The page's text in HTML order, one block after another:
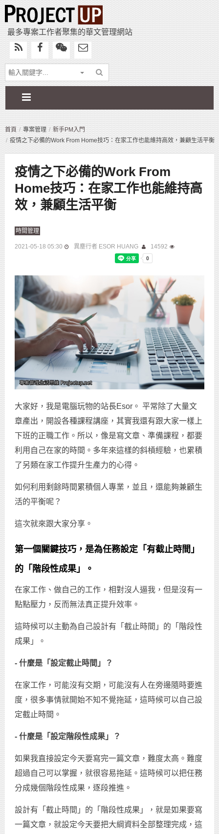
最多專案工作者聚集的華文管理網站
首頁 專案管理
新手PM入門
疫情之下必備的Work From Home技巧：在家工作也能維持高效，兼顧生活平衡
疫情之下必備的Work From
Home技巧：在家工作也能維持高
效，兼顧生活平衡
時間管理
2021-05-18 05:30 異塵行者 ESOR HUANG 14592
大家好，我是電腦玩物的站長Esor。 平常除了大量文
章產出，開設各種課程講座，其實我還有跟大家一樣上
下班的正職工作。所以，像是寫文章、準備課程，都要
利用自己在家的時間。多年來這樣的斜槓經驗，也累積
了另類在家工作提升生產力的心得。
如何利用剩餘時間累積個人專業，並且，還能夠兼顧生
活的平衡呢？
這次就來跟大家分享。
第一個關鍵技巧，是為任務設定「有截止時間」
的「階段性成果」。
在家工作、做自己的工作，相對沒人逼我，但是沒有一
點點壓力，反而無法真正提升效率。
這時候可以主動為自己設計有「截止時間」的「階段性
成果」。
- 什麼是「設定截止時間」？
在家工作，可能沒有交期，可能沒有人在旁邊隨時要進
度，很多事情就開始不知不覺拖延，這時候可以自己設
定截止時間。
- 什麼是「設定階段性成果」？
如果我直接設定今天要寫完一篇文章，難度太高。難度
超過自己可以掌握，就很容易拖延。這時候可以把任務
分成幾個階段性成果，逐段推進。
設計有「截止時間」的「階段性成果」，就是如果要寫
一篇文章，就設定今天要把大綱資料全部整理完成，這